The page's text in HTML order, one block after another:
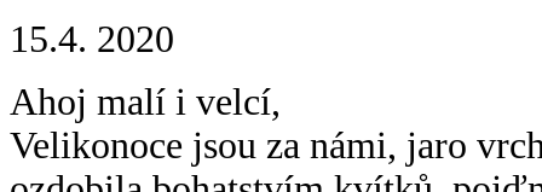
15.4. 2020
Ahoj malí i velcí,
Velikonoce jsou za námi, jaro